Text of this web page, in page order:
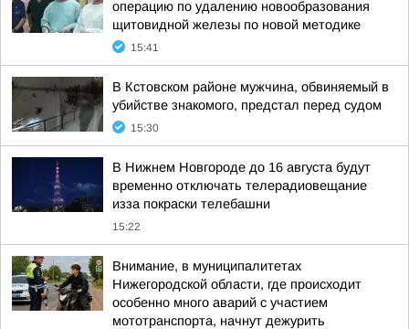
операцию по удалению новообразования
щитовидной железы по новой методике
15:41
В Кстовском районе мужчина, обвиняемый в
убийстве знакомого, предстал перед судом
15:30
В Нижнем Новгороде до 16 августа будут
временно отключать телерадиовещание
изза покраски телебашни
15:22
Внимание, в муниципалитетах
Нижегородской области, где происходит
особенно много аварий с участием
мототранспорта, начнут дежурить